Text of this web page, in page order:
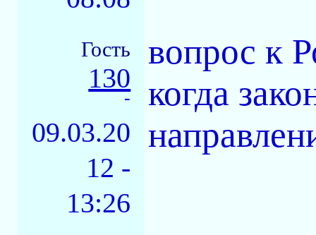
Гость
130
-
09.03.20
12 -
13:26
вопрос к
когда